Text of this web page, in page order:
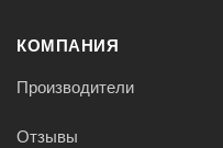
КОМПАНИЯ
Производители
Отзывы